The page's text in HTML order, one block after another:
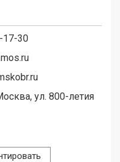
17-30
ул. 800-летия